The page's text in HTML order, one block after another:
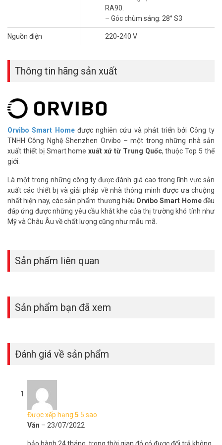
minh tròn gắn trên bề mặt S3 Orvibo
– Màu sắc: Đen
– Thông lượng ánh sáng: 485lm
– Góc chùm sáng: 28° S3
– Dải nhiệt độ màu: 2700-6000K
– Chỉ số hoàn màu: Ra>90
– Công suất: 7W
– Điện áp: 220-240V
– Kích thước: 75mm x 75mm x 95mm
– Kích thước lỗ: 75mm
– Xuất xứ: Trung Quốc.
– Bảo hành: 24 tháng.
khách hàng vui lòng liên hệ HOTLINE 1900 9259 để được hỗ trợ tốt
nhất. Tham khảo thêm hình ảnh tạiFacebook Vuhoangtelecom
nhé.
RA90.
– Góc chùm sáng: 28° S3
Nguồn điện 220-240 V
Thông tin hãng sản xuất
Orvibo Smart Homeđược nghiên cứu và phát triển bởi Công ty
TNHH Công Nghệ Shenzhen Orvibo – một trong những nhà sản
xuất thiết bị Smart homexuất xứ từ Trung Quốc, thuộc Top 5 thế
giới.
Là một trong những công ty được đánh giá cao trong lĩnh vực sản
xuất các thiết bị và giải pháp về nhà thông minh được ưa chuộng
nhất hiện nay, các sản phẩm thương hiệu Orvibo Smart Homeđều
đáp ứng được những yêu cầu khắt khe của thị trường khó tính như
Mỹ và Châu Âu về chất lượng cũng như mẫu mã.
Sản phẩm liên quan
Sản phẩm bạn đã xem
Đánh giá về sản phẩm
Được xếp hạng 5 5 sao
Văn – 23/07/2022
bảo hành 24 tháng, trong thời gian đó có được đổi trả không